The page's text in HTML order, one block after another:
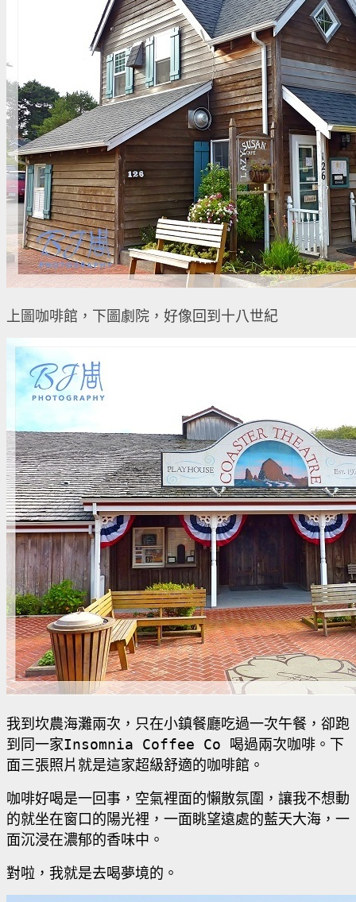
上圖咖啡館，下圖劇院，好像回到十八世紀
我到坎農海灘兩次，只在小鎮餐廳吃過一次午餐，卻跑
到同一家Insomnia Coffee Co 喝過兩次咖啡。下
面三張照片就是這家超級舒適的咖啡館。
咖啡好喝是一回事，空氣裡面的懶散氛圍，讓我不想動
的就坐在窗口的陽光裡，一面眺望遠處的藍天大海，一
面沉浸在濃郁的香味中。
對啦，我就是去喝夢境的。